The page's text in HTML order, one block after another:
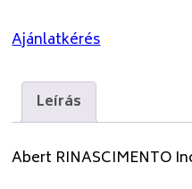
Ajánlatkérés
Leírás
Abert RINASCIMENTO